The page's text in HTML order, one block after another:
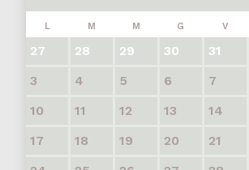
L M M G V
27 28 29 30 31
3
4 5 6 7
10
11 12 13 14
17
18 19 20 21